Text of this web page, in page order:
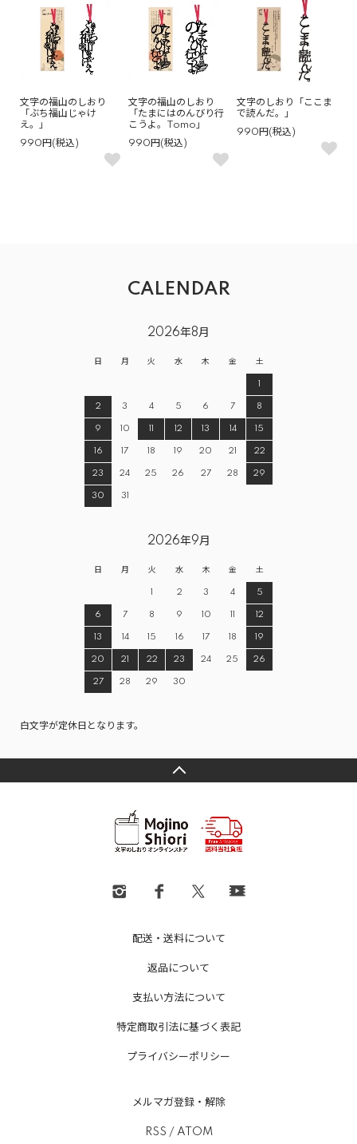
文字の福山のしおり
「ぶち福山じゃけ
え。」
990円(税込)
文字の福山のしおり
「たまにはのんびり行
こうよ。Tomo」
990円(税込)
文字のしおり「ここま
で読んだ。」
990円(税込)
CALENDAR
2026年8月
日 月 火 水 木 金 土
1
2 3 4 5 6 7 8
9 10 11 12 13 14 15
16 17 18 19 20 21 22
23 24 25 26 27 28 29
30 31
2026年9月
日 月 火 水 木 金 土
1 2 3 4 5
6 7 8 9 10 11 12
13 14 15 16 17 18 19
20 21 22 23 24 25 26
27 28 29 30
白文字が定休日となります。
配送・送料について
返品について
支払い方法について
特定商取引法に基づく表記
プライバシーポリシー
メルマガ登録・解除
RSS / ATOM